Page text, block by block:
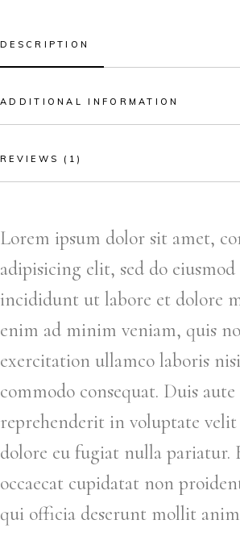
DESCRIPTION
ADDITIONAL INFORMATION
REVIEWS (1)
Lorem ipsum dolor sit amet,
adipisicing elit, sed do
incididunt ut labore et dolore
enim ad minim veniam, quis
exercitation ullamco laboris
commodo consequat. Duis
reprehenderit in voluptate velit
dolore eu fugiat nulla pariatur.
occaecat cupidatat non
qui officia deserunt mollit